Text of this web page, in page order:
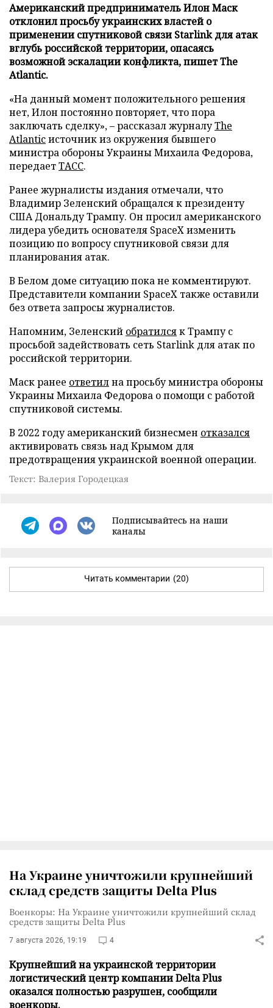
Американский предприниматель Илон Маск
отклонил просьбу украинских властей о
применении спутниковой связи Starlink для атак
вглубь российской территории, опасаясь
возможной эскалации конфликта, пишет The
Atlantic.
«На данный момент положительного решения
нет, Илон постоянно повторяет, что пора
заключать сделку», – рассказал журналуThe
Atlanticисточник из окружения бывшего
министра обороны Украины Михаила Федорова,
передаетТАСС.
Ранее журналисты издания отмечали, что
Владимир Зеленский обращался к президенту
США Дональду Трампу. Он просил американского
лидера убедить основателя SpaceX изменить
позицию по вопросу спутниковой связи для
планирования атак.
В Белом доме ситуацию пока не комментируют.
Представители компании SpaceX также оставили
без ответа запросы журналистов.
Напомним, Зеленский обратилсяк Трампу с
просьбой задействовать сеть Starlink для атак по
российской территории.
Маск ранее ответилна просьбу министра обороны
Украины Михаила Федорова о помощи с работой
спутниковой системы.
В 2022 году американский бизнесмен отказался
активировать связь над Крымом для
предотвращения украинской военной операции.
Текст: Валерия Городецкая
Подписывайтесь на наши
каналы
Читать комментарии (20)
На Украине уничтожили крупнейший
склад средств защиты Delta Plus
Военкоры: На Украине уничтожили крупнейший склад
средств защиты Delta Plus
7 августа 2026, 19:19 4
Крупнейший на украинской территории
логистический центр компании Delta Plus
оказался полностью разрушен, сообщили
военкоры.